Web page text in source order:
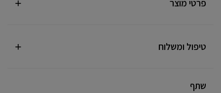
פרטי מוצר
טיפול ומשלוח
שתף